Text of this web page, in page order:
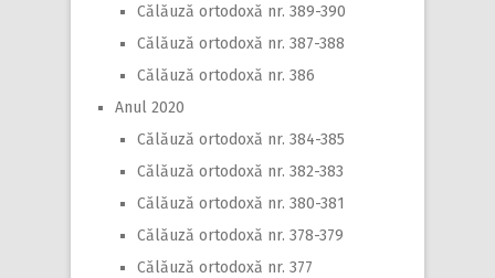
Călăuză ortodoxă nr. 389-390
Călăuză ortodoxă nr. 387-388
Călăuză ortodoxă nr. 386
Anul 2020
Călăuză ortodoxă nr. 384-385
Călăuză ortodoxă nr. 382-383
Călăuză ortodoxă nr. 380-381
Călăuză ortodoxă nr. 378-379
Călăuză ortodoxă nr. 377